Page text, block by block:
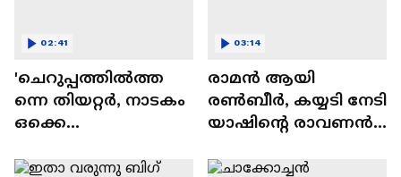
'ചെറുപ്പത്തിൽത്ത
ന്നെ തിയറ്റർ, നാടകം
ഒക്കെ
ചെയ്യാനുള്ള
02:41
രാമന്‍ ആയി
രൺബീർ, കയ്യടി നേടി
യാഷിന്റെ രാവണൻ;
രാമായണ ട്രെയിലർ
03:14